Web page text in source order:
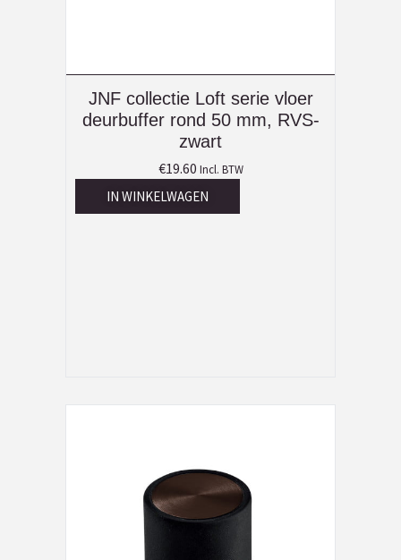
JNF collectie Loft serie vloer
deurbuffer rond 50 mm, RVS-
zwart
€19.60 Incl. BTW
IN WINKELWAGEN